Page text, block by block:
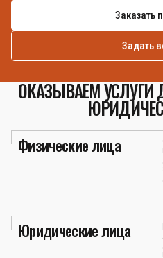
Заказать
Задать
ОКАЗЫВАЕМ
Физические лица
Юридические лица